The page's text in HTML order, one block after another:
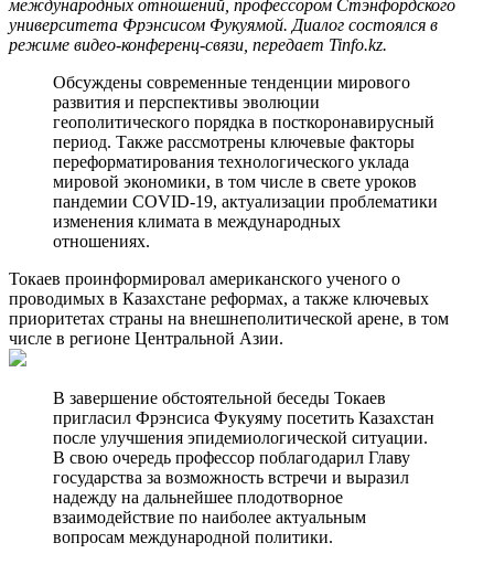
международных отношений, профессором Стэнфордского
университета Фрэнсисом Фукуямой. Диалог состоялся в
режиме видео-конференц-связи, передает Tinfo.kz.
Обсуждены современные тенденции мирового
развития и перспективы эволюции
геополитического порядка в посткоронавирусный
период. Также рассмотрены ключевые факторы
переформатирования технологического уклада
мировой экономики, в том числе в свете уроков
пандемии COVID-19, актуализации проблематики
изменения климата в международных
отношениях.
Токаев проинформировал американского ученого о
проводимых в Казахстане реформах, а также ключевых
приоритетах страны на внешнеполитической арене, в том
числе в регионе Центральной Азии.
В завершение обстоятельной беседы Токаев
пригласил Фрэнсиса Фукуяму посетить Казахстан
после улучшения эпидемиологической ситуации.
В свою очередь профессор поблагодарил Главу
государства за возможность встречи и выразил
надежду на дальнейшее плодотворное
взаимодействие по наиболее актуальным
вопросам международной политики.